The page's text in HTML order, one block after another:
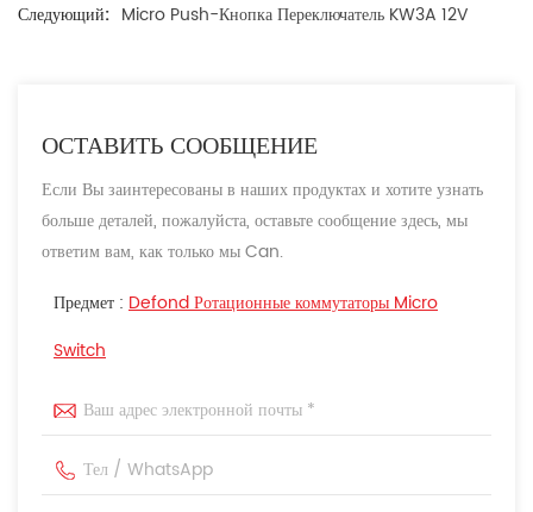
Следующий: Micro Push-Кнопка Переключатель KW3A 12V
ОСТАВИТЬ СООБЩЕНИЕ
Если Вы заинтересованы в наших продуктах и хотите узнать
больше деталей, пожалуйста, оставьте сообщение здесь, мы
ответим вам, как только мы Can.
Предмет : Defond Ротационные коммутаторы Micro
Switch